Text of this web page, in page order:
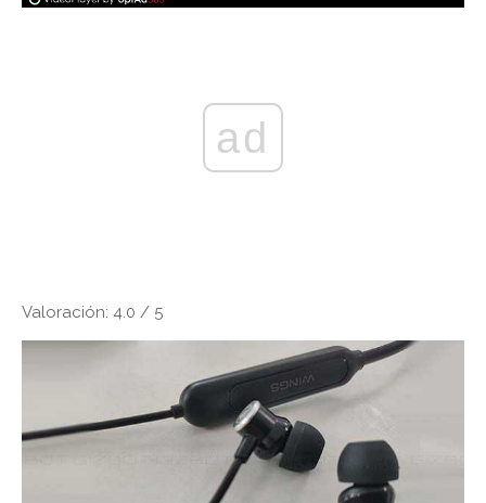
ad
Valoración: 4.0 / 5